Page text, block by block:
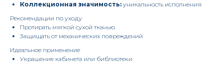
Коллекционная значимость: уникальность исполнения
Рекомендации по уходу
Протирать мягкой сухой тканью
Защищать от механических повреждений
Идеальное применение
Украшение кабинета или библиотеки